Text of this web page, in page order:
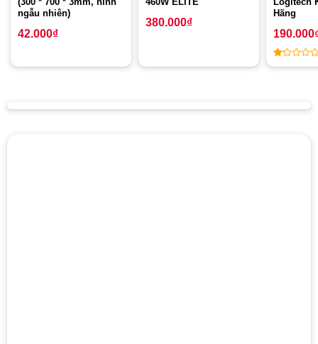
ngẫu nhiên)
42.000₫
380.000₫
Hãng
1
190.000